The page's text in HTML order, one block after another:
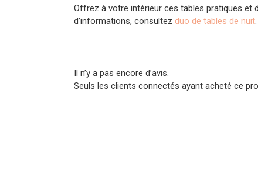
Offrez à votre intérieur ces tables pratiques et
d’informations, consultezduo de tables de nuit.
Il n’y a pas encore d’avis.
Seuls les clients connectés ayant acheté ce